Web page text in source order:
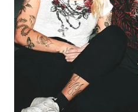
WAHANA
TANI
WAHANA
WAHANA
INFRASTRUKTUR